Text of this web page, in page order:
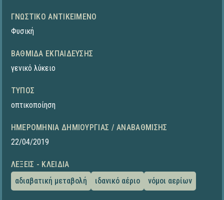
ΓΝΩΣΤΙΚΌ ΑΝΤΙΚΕΊΜΕΝΟ
Φυσική
ΒΑΘΜΊΔΑ ΕΚΠΑΊΔΕΥΣΗΣ
γενικό λύκειο
ΤΎΠΟΣ
οπτικοποίηση
ΗΜΕΡΟΜΗΝΊΑ ΔΗΜΙΟΥΡΓΊΑΣ / ΑΝΑΒΆΘΜΙΣΗΣ
22/04/2019
ΛΈΞΕΙΣ - ΚΛΕΙΔΙΆ
αδιαβατική μεταβολή
ιδανικό αέριο νόμοι αερίων